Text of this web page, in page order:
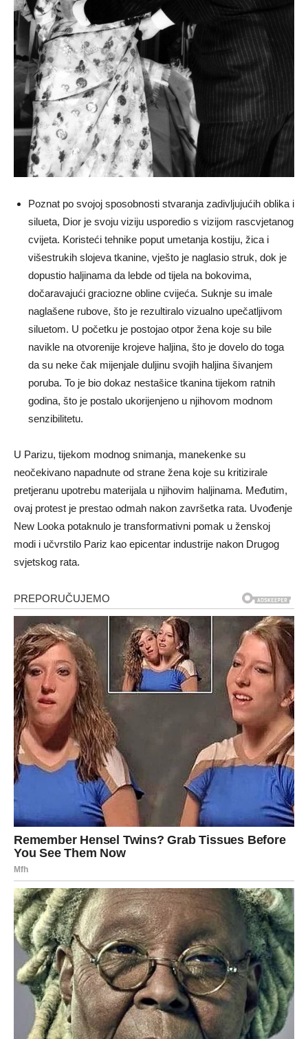
Poznat po svojoj sposobnosti stvaranja zadivljujućih oblika i
silueta, Dior je svoju viziju usporedio s vizijom rascvjetanog
cvijeta. Koristeći tehnike poput umetanja kostiju, žica i
višestrukih slojeva tkanine, vješto je naglasio struk, dok je
dopustio haljinama da lebde od tijela na bokovima,
dočaravajući graciozne obline cvijeća. Suknje su imale
naglašene rubove, što je rezultiralo vizualno upečatljivom
siluetom. U početku je postojao otpor žena koje su bile
navikle na otvorenije krojeve haljina, što je dovelo do toga
da su neke čak mijenjale duljinu svojih haljina šivanjem
poruba. To je bio dokaz nestašice tkanina tijekom ratnih
godina, što je postalo ukorijenjeno u njihovom modnom
senzibilitetu.
U Parizu, tijekom modnog snimanja, manekenke su
neočekivano napadnute od strane žena koje su kritizirale
pretjeranu upotrebu materijala u njihovim haljinama. Međutim,
ovaj protest je prestao odmah nakon završetka rata. Uvođenje
New Looka potaknulo je transformativni pomak u ženskoj
modi i učvrstilo Pariz kao epicentar industrije nakon Drugog
svjetskog rata.